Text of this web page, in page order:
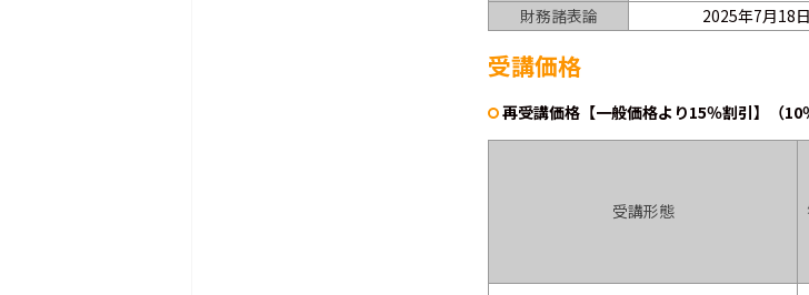
財務諸表論
2025年7月18
受講価格
再受講価格【一般価格より15％割引】（10
受講形態